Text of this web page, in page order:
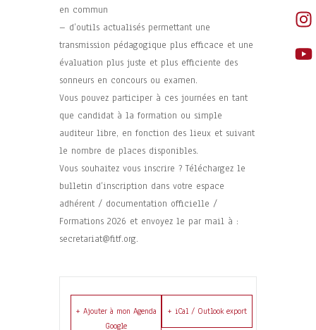
en commun
– d’outils actualisés permettant une
transmission pédagogique plus efficace et une
évaluation plus juste et plus efficiente des
sonneurs en concours ou examen.
Vous pouvez participer à ces journées en tant
que candidat à la formation ou simple
auditeur libre, en fonction des lieux et suivant
le nombre de places disponibles.
Vous souhaitez vous inscrire ? Téléchargez le
bulletin d’inscription dans votre espace
adhérent / documentation officielle /
Formations 2026 et envoyez le par mail à :
secretariat@fitf.org.
+ Ajouter à mon Agenda
Google
+ iCal / Outlook export